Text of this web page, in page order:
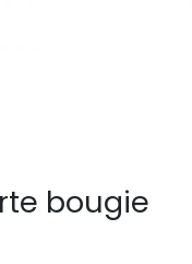
bougie